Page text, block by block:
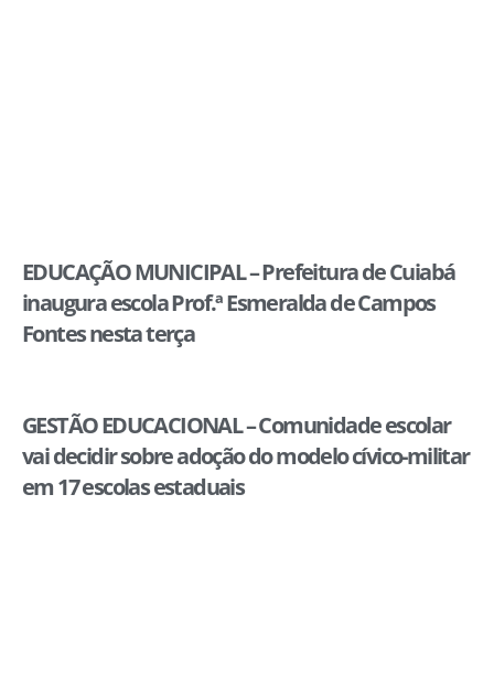
EDUCAÇÃO MUNICIPAL – Prefeitura de Cuiabá
inaugura escola Prof.ª Esmeralda de Campos
Fontes nesta terça
GESTÃO EDUCACIONAL – Comunidade escolar
vai decidir sobre adoção do modelo cívico-militar
em 17 escolas estaduais